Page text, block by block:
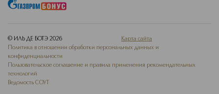
© ИЛЬ ДЕ БОТЭ 2026
Карта сайта
Политика в отношении обработки персональных данных и
конфиденциальности
Пользовательское соглашение и правила применения рекомендательных
технологий
Ведомость СОУТ